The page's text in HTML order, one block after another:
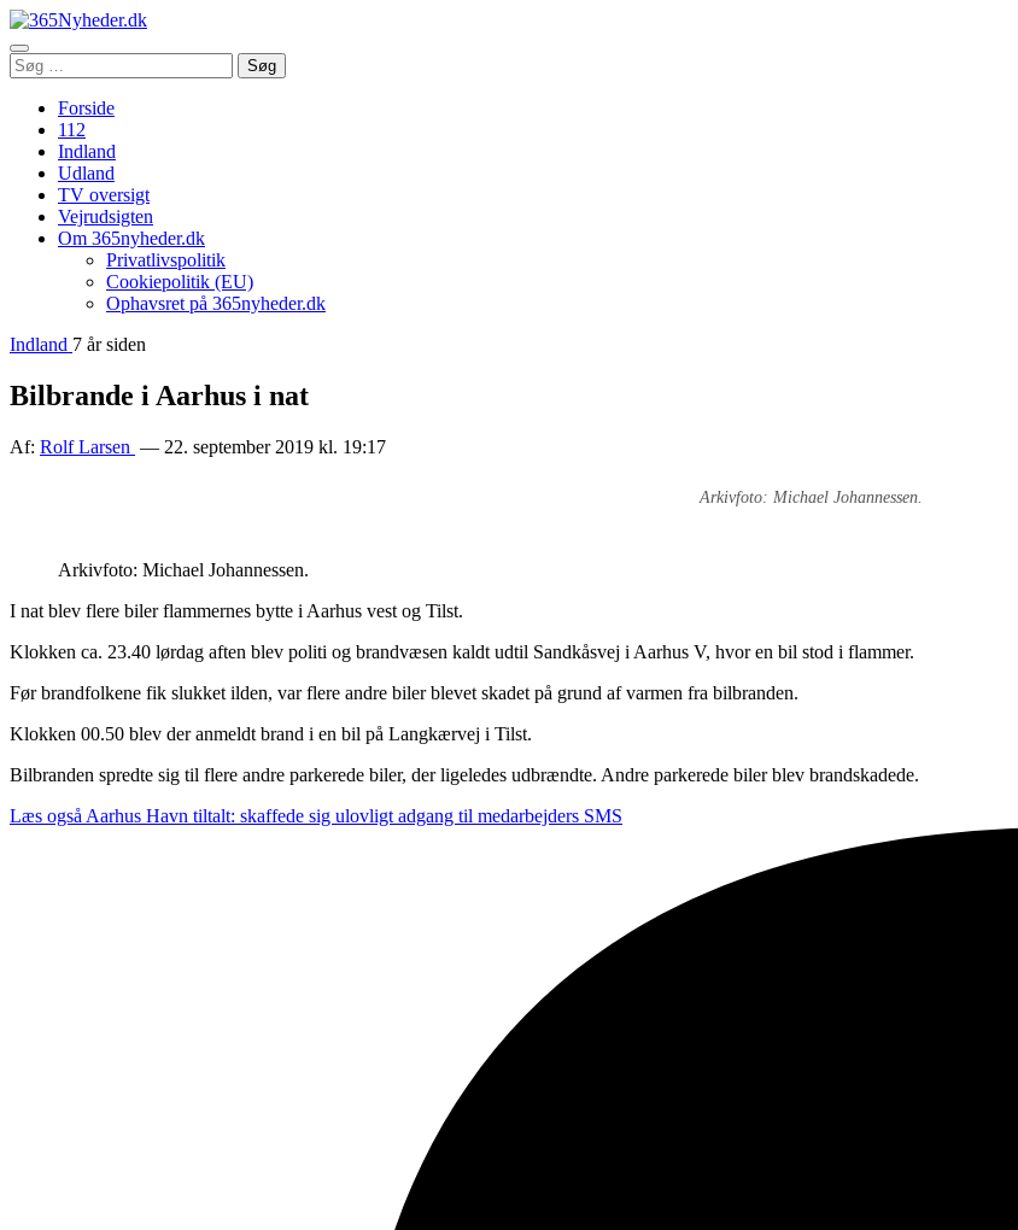
Åbn
menu
Søg
efter:
Søg
Forside
112
Indland
Udland
TV oversigt
Vejrudsigten
Om 365nyheder.dk
Privatlivspolitik
Cookiepolitik (EU)
Ophavsret på 365nyheder.dk
Indland 7 år siden
Bilbrande i Aarhus i nat
Af: Rolf Larsen — 22. september 2019 kl. 19:17
Arkivfoto: Michael Johannessen.
Arkivfoto: Michael Johannessen.
I nat blev flere biler flammernes bytte i Aarhus vest og Tilst.
Klokken ca. 23.40 lørdag aften blev politi og brandvæsen kaldt udtil Sandkåsvej i Aarhus V, hvor en bil stod i flammer.
Før brandfolkene fik slukket ilden, var flere andre biler blevet skadet på grund af varmen fra bilbranden.
Klokken 00.50 blev der anmeldt brand i en bil på Langkærvej i Tilst.
Bilbranden spredte sig til flere andre parkerede biler, der ligeledes udbrændte. Andre parkerede biler blev brandskadede.
Læs også Aarhus Havn tiltalt: skaffede sig ulovligt adgang til medarbejders SMS